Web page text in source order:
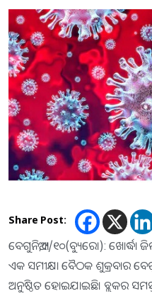
Share Post:
ବେଗୁନିଆ,୯/୧୦(ବ୍ୟୁରୋ): ଖୋର୍ଦ୍ଧା
ଏକ ସମୀକ୍ଷା ବୈଠକ ଶୁକ୍ରବାର
ଅନୁଷ୍ଠିତ ହୋଇଯାଇଛି। ବ୍ଲକର